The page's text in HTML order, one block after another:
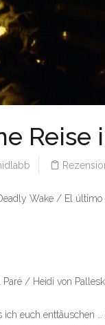
Reise
Wake / El último
/ Heidi von
euch enttäuschen